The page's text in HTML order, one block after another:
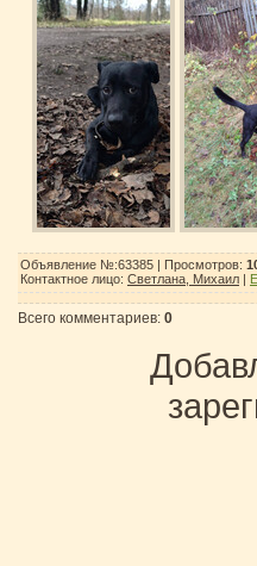
Объявление №:63385 | Просмотров:
Контактное лицо: Светлана, Михаил |
Всего комментариев: 0